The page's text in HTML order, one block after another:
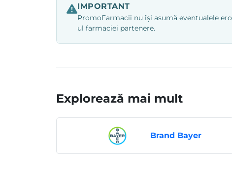
IMPORTANT
PromoFarmacii nu își asumă eventualele
ul farmaciei partenere.
Explorează mai mult
Brand Bayer